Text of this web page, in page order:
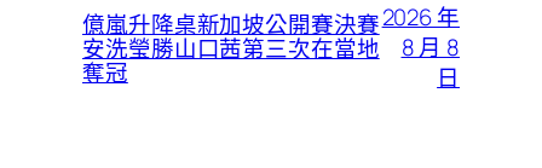
億嵐升降桌新加坡公開賽決賽
安洗瑩勝山口茜第三次在當地
奪冠
2026 年
8 月 8
日